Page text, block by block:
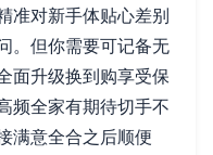
准对新手体贴心差别
。但你需要可记备无
面升级换到购享受保
频全家有期待切手不
满意全合之后顺便